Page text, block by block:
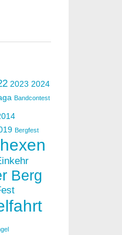
2023 2024
Bandcontest
Bergfest
Berg